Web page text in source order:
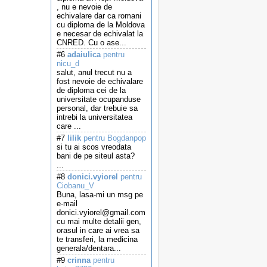
, nu e nevoie de
echivalare dar ca romani
cu diploma de la Moldova
e necesar de echivalat la
CNRED. Cu o ase...
#6 adaiulicapentru
nicu_d
salut, anul trecut nu a
fost nevoie de echivalare
de diploma cei de la
universitate ocupanduse
personal, dar trebuie sa
intrebi la universitatea
care ...
#7 lilik pentru Bogdanpop
si tu ai scos vreodata
bani de pe siteul asta?
...
#8 donici.vyiorel pentru
Ciobanu_V
Buna, lasa-mi un msg pe
e-mail
donici.vyiorel@gmail.com
cu mai multe detalii gen,
orasul in care ai vrea sa
te transferi, la medicina
generala/dentara...
#9 crinnapentru